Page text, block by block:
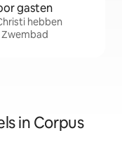
gasten
hebben
Zwembad
in Corpus